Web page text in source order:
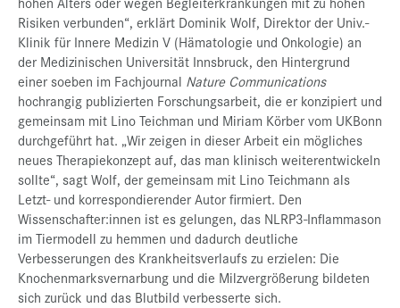
Risiken verbunden“, erklärt Dominik Wolf, Direktor der Univ.-
Klinik für Innere Medizin V (Hämatologie und Onkologie) an
der Medizinischen Universität Innsbruck, den Hintergrund
einer soeben im Fachjournal Nature Communications
hochrangig publizierten Forschungsarbeit, die er konzipiert und
gemeinsam mit Lino Teichman und Miriam Körber vom UKBonn
durchgeführt hat. „Wir zeigen in dieser Arbeit ein mögliches
neues Therapiekonzept auf, das man klinisch weiterentwickeln
sollte“, sagt Wolf, der gemeinsam mit Lino Teichmann als
Letzt- und korrespondierender Autor firmiert. Den
Wissenschafter:innen ist es gelungen, das NLRP3-Inflammason
im Tiermodell zu hemmen und dadurch deutliche
Verbesserungen des Krankheitsverlaufs zu erzielen: Die
Knochenmarksvernarbung und die Milzvergrößerung bildeten
sich zurück und das Blutbild verbesserte sich.